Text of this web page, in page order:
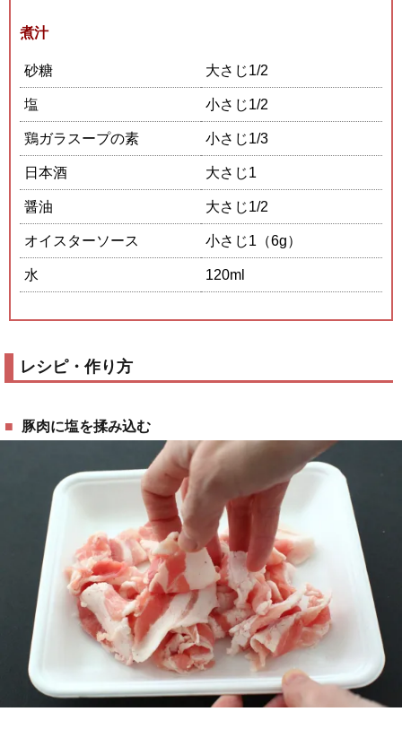
煮汁
砂糖 大さじ1/2
塩 小さじ1/2
鶏ガラスープの素 小さじ1/3
日本酒 大さじ1
醤油 大さじ1/2
オイスターソース 小さじ1（6g）
水 120ml
レシピ・作り方
豚肉に塩を揉み込む